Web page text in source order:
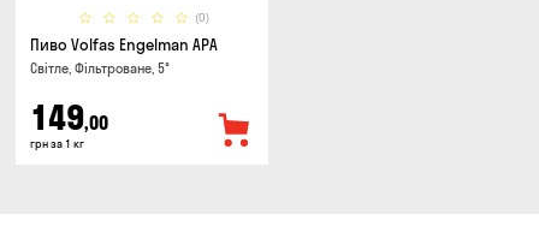
(0)
Пиво Volfas Engelman APA
Світле, Фільтроване, 5°
149,00
грн за 1 кг